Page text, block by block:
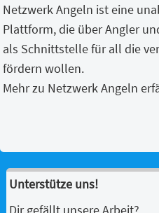
Netzwerk Angeln ist eine
Plattform, die über Angler
als Schnittstelle für all die
fördern wollen.
Mehr zu Netzwerk Angeln
Unterstütze uns!